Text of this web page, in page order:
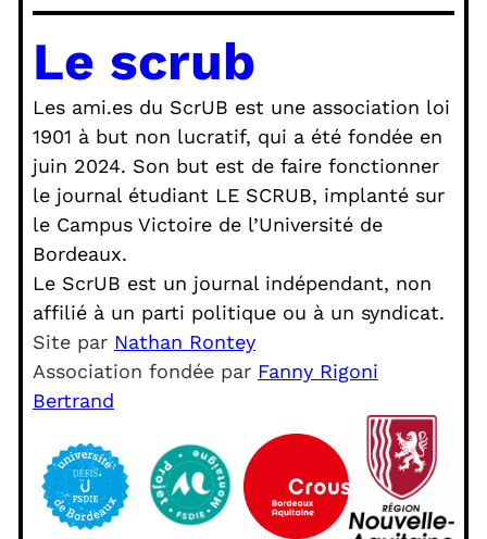
Le scrub
Les ami.es du ScrUB est une association loi
1901 à but non lucratif, qui a été fondée en
juin 2024. Son but est de faire fonctionner
le journal étudiant LE SCRUB, implanté sur
le Campus Victoire de l’Université de
Bordeaux.
Le ScrUB est un journal indépendant, non
affilié à un parti politique ou à un syndicat.
Site par Nathan Rontey
Association fondée par Fanny Rigoni
Bertrand